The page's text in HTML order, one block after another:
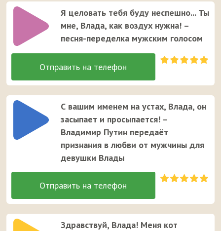
Я целовать тебя буду неспешно... Ты
мне, Влада, как воздух нужна! –
песня-переделка мужским голосом
С вашим именем на устах, Влада, он
засыпает и просыпается! –
Владимир Путин передаёт
признания в любви от мужчины для
девушки Влады
Здравствуй, Влада! Меня кот